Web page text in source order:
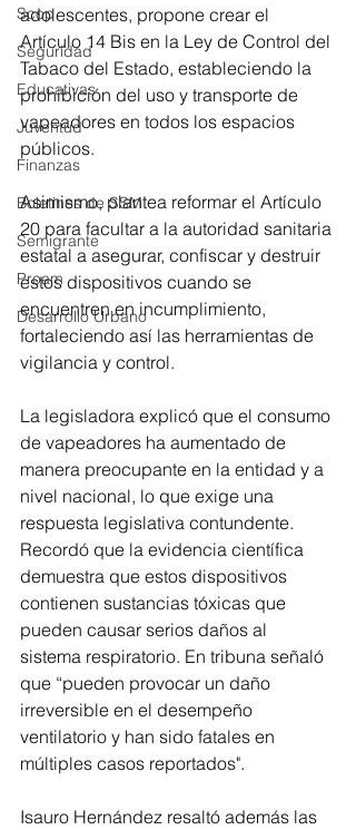
Scop
Seguridad
Educativas
Juventud
Finanzas
Boletines de SSM
Semigrante
Proam
Desarrollo Urbano
adolescentes, propone crear el
Artículo 14 Bis en la Ley de Control del
Tabaco del Estado, estableciendo la
prohibición del uso y transporte de
vapeadores en todos los espacios
públicos.
Asimismo, plantea reformar el Artículo
20 para facultar a la autoridad sanitaria
estatal a asegurar, confiscar y destruir
estos dispositivos cuando se
encuentren en incumplimiento,
fortaleciendo así las herramientas de
vigilancia y control.
La legisladora explicó que el consumo
de vapeadores ha aumentado de
manera preocupante en la entidad y a
nivel nacional, lo que exige una
respuesta legislativa contundente.
Recordó que la evidencia científica
demuestra que estos dispositivos
contienen sustancias tóxicas que
pueden causar serios daños al
sistema respiratorio. En tribuna señaló
que “pueden provocar un daño
irreversible en el desempeño
ventilatorio y han sido fatales en
múltiples casos reportados".
Isauro Hernández resaltó además las